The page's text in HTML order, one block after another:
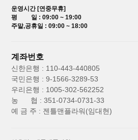
운영시간 [연중무휴]
평 일 : 09:00 ~ 19:00
주말,공휴일 : 09:00 ~ 18:00
계좌번호
신한은행 : 110-443-440805
국민은행 : 9-1566-3289-53
우리은행 : 1005-302-562252
농 협 : 351-0734-0731-33
예 금 주 : 젠틀맨플라워(임대현)